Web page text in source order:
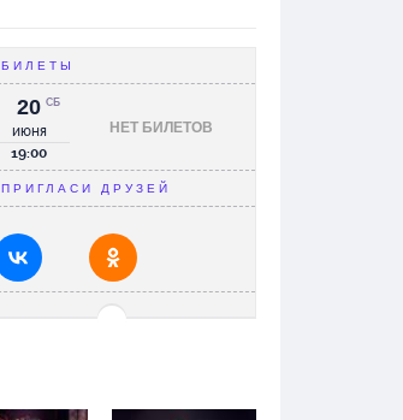
БИЛЕТЫ
НЕТ БИЛЕТОВ
20
июня
СБ
19:00
ПРИГЛАСИ ДРУЗЕЙ